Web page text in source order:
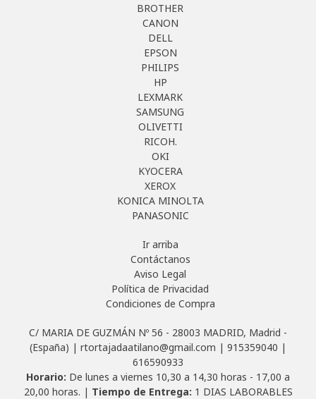
BROTHER
CANON
DELL
EPSON
PHILIPS
HP
LEXMARK
SAMSUNG
OLIVETTI
RICOH.
OKI
KYOCERA
XEROX
KONICA MINOLTA
PANASONIC
Ir arriba
Contáctanos
Aviso Legal
Política de Privacidad
Condiciones de Compra
C/ MARIA DE GUZMÁN Nº 56 - 28003 MADRID, Madrid -
(España) | rtortajadaatilano@gmail.com | 915359040 |
616590933
Horario: De lunes a viernes 10,30 a 14,30 horas - 17,00 a
20,00 horas. | Tiempo de Entrega: 1 DIAS LABORABLES